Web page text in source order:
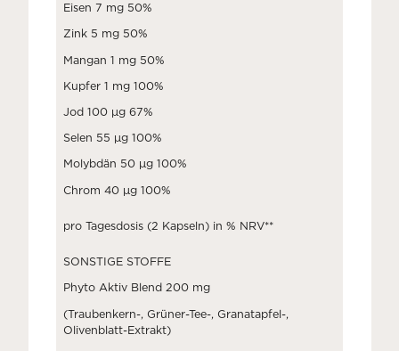
Eisen 7 mg 50%
Zink 5 mg 50%
Mangan 1 mg 50%
Kupfer 1 mg 100%
Jod 100 μg 67%
Selen 55 μg 100%
Molybdän 50 μg 100%
Chrom 40 μg 100%
pro Tagesdosis (2 Kapseln) in % NRV**
SONSTIGE STOFFE
Phyto Aktiv Blend 200 mg
(Traubenkern-, Grüner-Tee-, Granatapfel-,
Olivenblatt-Extrakt)